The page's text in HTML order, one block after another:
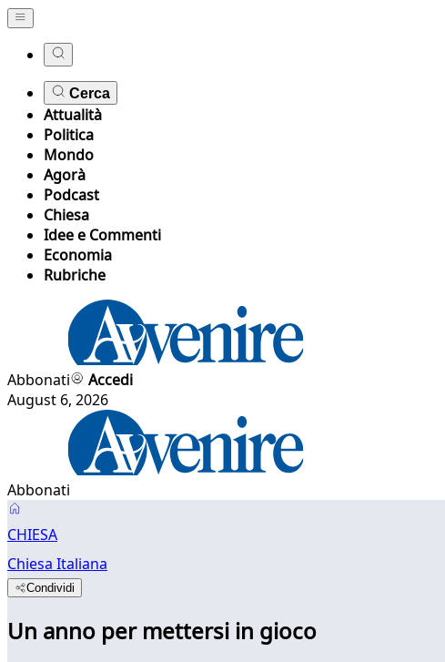
Cerca
Attualità
Politica
Mondo
Agorà
Podcast
Chiesa
Idee e Commenti
Economia
Rubriche
Abbonati
Accedi
August 6, 2026
Abbonati
CHIESA
Chiesa Italiana
Condividi
Un anno per mettersi in gioco